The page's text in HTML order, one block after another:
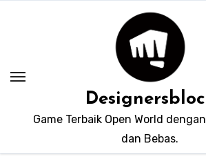
Game Terbaik Open World
dan Bebas.